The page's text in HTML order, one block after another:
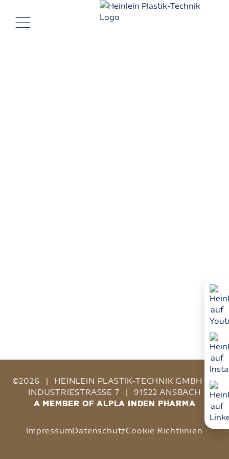
©2026 | HEINLEIN PLASTIK-TECHNIK GMBH
|
INDUSTRIESTRASSE 7
| 91522 ANSBACH
A MEMBER OF ALPLA INDEN PHARMA
ImpressumDatenschutzCookie Richtlinien